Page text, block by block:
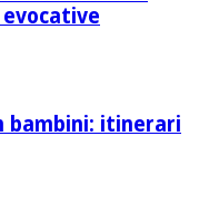
bambini: itinerari